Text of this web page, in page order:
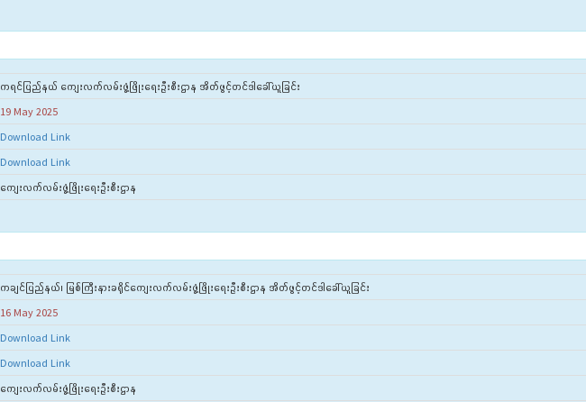
ကရင်ပြည်နယ် ကျေးလက်လမ်းဖွံ့ဖြိုးရေးဦးစီးဌာန အိတ်ဖွင့်တင်ဒါခေါ်ယူခြင်း
19 May 2025
Download Link
Download Link
ကျေးလက်လမ်းဖွံ့ဖြိုးရေးဦးစီးဌာန
ကချင်ပြည်နယ်၊ မြစ်ကြီးနားခရိုင်ကျေးလက်လမ်းဖွံ့ဖြိုးရေးဦးစီးဌာန အိတ်ဖွင့်တင်ဒါခေါ်ယူခြင်း
16 May 2025
Download Link
Download Link
ကျေးလက်လမ်းဖွံ့ဖြိုးရေးဦးစီးဌာန